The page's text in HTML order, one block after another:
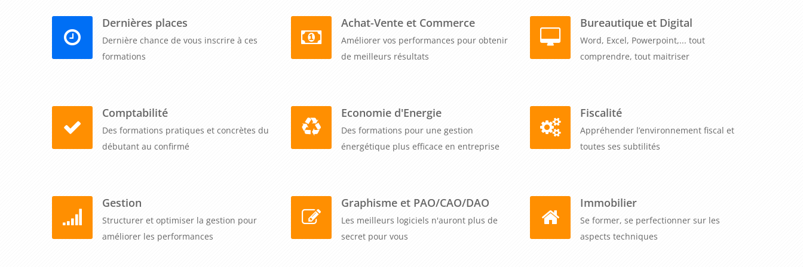
Dernières places
Dernière chance de vous inscrire à ces
formations
Achat-Vente et Commerce
Améliorer vos performances pour obtenir
de meilleurs résultats
Bureautique et Digital
Word, Excel, Powerpoint,... tout
comprendre, tout maitriser
Comptabilité
Des formations pratiques et concrètes du
débutant au confirmé
Economie d'Energie
Des formations pour une gestion
énergétique plus efficace en entreprise
Fiscalité
Appréhender l’environnement fiscal et
toutes ses subtilités
Gestion
Structurer et optimiser la gestion pour
améliorer les performances
Graphisme et PAO/CAO/DAO
Les meilleurs logiciels n'auront plus de
secret pour vous
Immobilier
Se former, se perfectionner sur les
aspects techniques